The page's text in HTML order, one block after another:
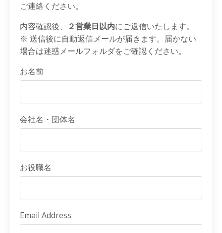
ご連絡ください。
内容確認後、
２営業日以内にご返信いたします。
※ 送信後に自動返信メールが届きます。届かない
場合は迷惑メールフォルダをご確認ください。
お名前
会社名・団体名
お役職名
Email Address